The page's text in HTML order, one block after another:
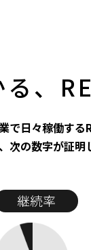
、
日々稼働する
次の数字が証明
継続率